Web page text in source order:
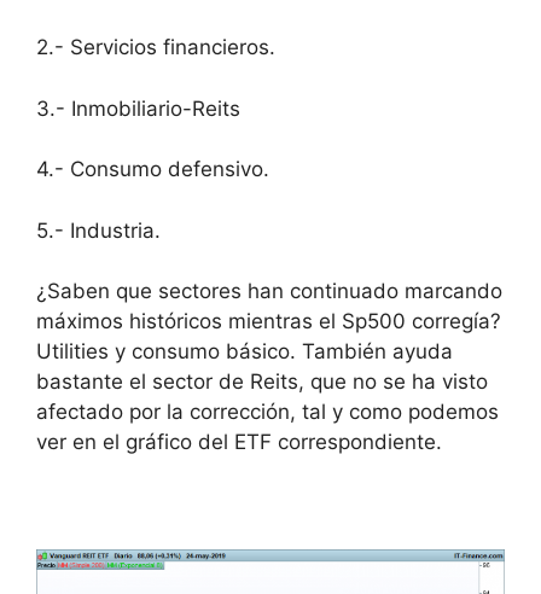
2.- Servicios financieros.
3.- Inmobiliario-Reits
4.- Consumo defensivo.
5.- Industria.
¿Saben que sectores han continuado marcando
máximos históricos mientras el Sp500 corregía?
Utilities y consumo básico. También ayuda
bastante el sector de Reits, que no se ha visto
afectado por la corrección, tal y como podemos
ver en el gráfico del ETF correspondiente.